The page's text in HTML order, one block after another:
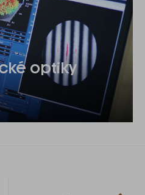
optiky